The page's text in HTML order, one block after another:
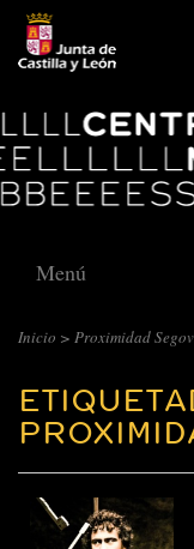
Centro
Cultural
Miguel
Delibes
Menú
Inicio > Proximidad